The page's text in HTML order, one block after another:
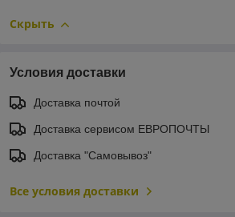
Скрыть
Условия доставки
Доставка почтой
Доставка сервисом ЕВРОПОЧТЫ
Доставка "Самовывоз"
Все условия доставки